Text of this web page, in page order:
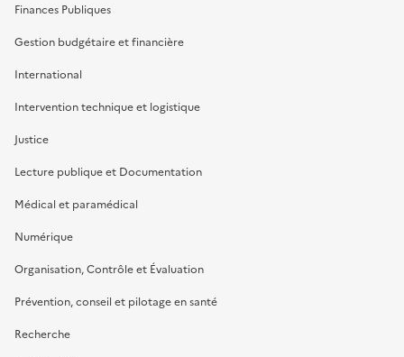
Finances Publiques
Gestion budgétaire et financière
International
Intervention technique et logistique
Justice
Lecture publique et Documentation
Médical et paramédical
Numérique
Organisation, Contrôle et Évaluation
Prévention, conseil et pilotage en santé
Recherche